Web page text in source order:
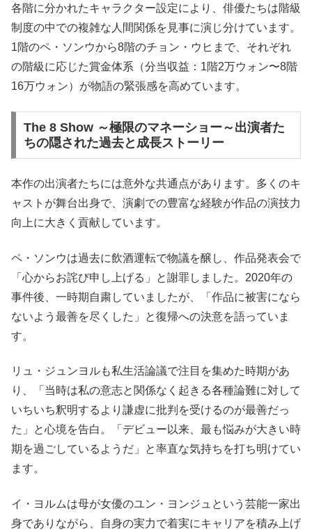
各階に分かれたキャラクター設定により、俳優たちは階級
制度の中での複雑な人間関係を見事に演じ分けています。
1階のペ・ソンウから8階のチョン・ウヒまで、それぞれ
の階級に応じた賞金体系（分当収益：1階2万ウォン〜8階
16万ウォン）が物語の緊張感を高めています。
The 8 Show ～極限のマネーショー～出演者た
ちの隠された過去と成長ストーリー
本作の出演者たちには意外な共通点があります。多くのキ
ャストが舞台出身で、演劇での豊富な経験が作品の演技力
向上に大きく貢献しています。
ペ・ソンウは過去に飲酒運転で物議を醸し、作品発表会で
「心からお詫び申し上げる」と謝罪しました。2020年の
事件後、一時期自粛していましたが、「作品に被害になら
ないよう最善を尽くした」と復帰への決意を語っていま
す。
リュ・ジュンヨルも私生活論議で注目を集めた時期があ
り、「当時は私の意志と関係なく起きる各種論難に対して
いちいち釈明するより謙虚に批判を受けるのが最善だっ
た」と心境を告白。「デビュー以来、最も悩みが大きい時
期を過ごしているようだ」と率直な気持ちを打ち明けてい
ます。
イ・ヨルムは母が女優のユン・ヨンジュという芸能一家出
身でありながら、自身の実力で着実にキャリアを積み上げ